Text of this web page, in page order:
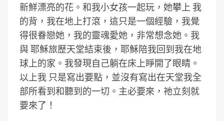
新鮮漂亮的花。和我小女孩一起玩，她攀上 我
的背，我在地上打滾，這只是一個經驗，我覺
得很眷戀她，我的靈魂愛她，非常想念她。我
與 耶穌旅歷天堂結束後，耶穌陪我回到我在地
球上的家。我發現自己躺在床上睜開了眼睛。
以上我 只是寫出要點，並沒有寫出在天堂我全
部所看到和聽到的一切。主必要來，祂立刻就
要來了！